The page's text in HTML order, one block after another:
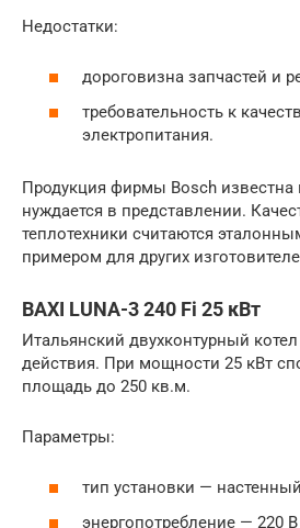
Недостатки:
дороговизна запчастей и
требовательность к
электропитания.
Продукция фирмы Bosch известна
нуждается в представлении.
теплотехники считаются
примером для других
BAXI LUNA-3 240 Fi 25 кВт
Итальянский двухконтурный
действия. При мощности 25 кВт
площадь до 250 кв.м.
Параметры:
тип установки —
энергопотребление — 220 В